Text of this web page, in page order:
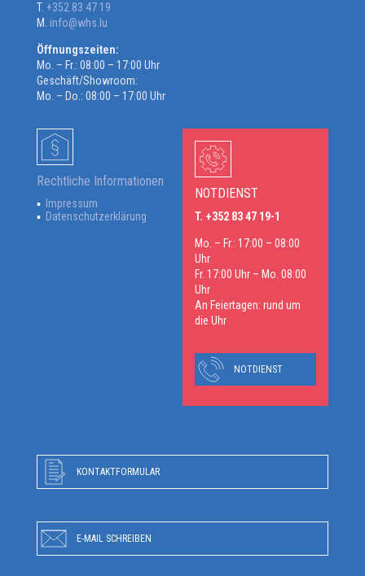
T. +352 83 47 19
M. info@whs.lu
Öffnungszeiten:
Mo. – Fr.: 08:00 – 17:00 Uhr
Geschäft/Showroom:
Mo. – Do.: 08:00 – 17:00 Uhr
Rechtliche Informationen
Impressum
Datenschutzerklärung
NOTDIENST
T. +352 83 47 19-1
Mo. – Fr.: 17:00 – 08:00
Uhr
Fr. 17:00 Uhr – Mo. 08:00
Uhr
An Feiertagen: rund um
die Uhr
NOTDIENST
KONTAKTFORMULAR
E-MAIL SCHREIBEN